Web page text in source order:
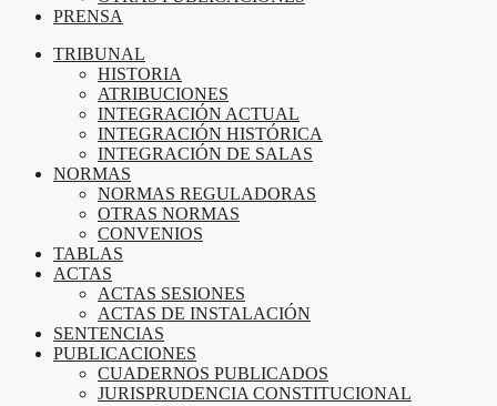
PRENSA
TRIBUNAL
HISTORIA
ATRIBUCIONES
INTEGRACIÓN ACTUAL
INTEGRACIÓN HISTÓRICA
INTEGRACIÓN DE SALAS
NORMAS
NORMAS REGULADORAS
OTRAS NORMAS
CONVENIOS
TABLAS
ACTAS
ACTAS SESIONES
ACTAS DE INSTALACIÓN
SENTENCIAS
PUBLICACIONES
CUADERNOS PUBLICADOS
JURISPRUDENCIA CONSTITUCIONAL